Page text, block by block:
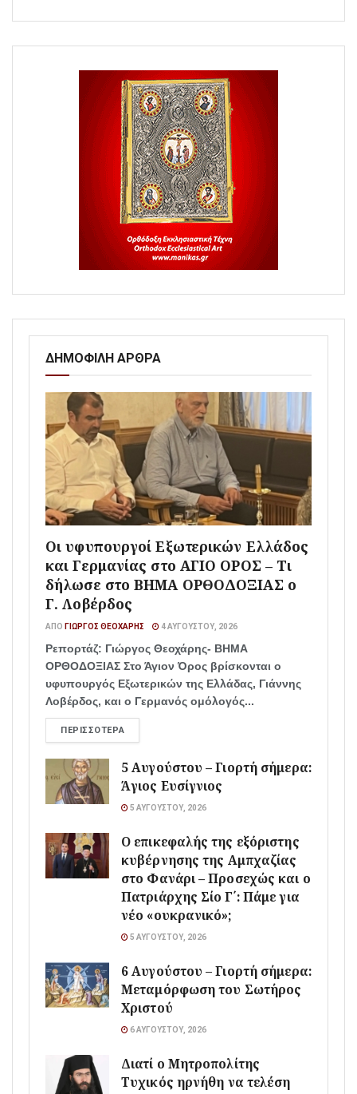
ΔΗΜΟΦΙΛΗ ΑΡΘΡΑ
Οι υφυπουργοί Εξωτερικών Ελλάδος
και Γερμανίας στο ΑΓΙΟ ΟΡΟΣ – Τι
δήλωσε στο ΒΗΜΑ ΟΡΘΟΔΟΞΙΑΣ ο
Γ. Λοβέρδος
ΑΠΌ ΓΙΏΡΓΟΣ ΘΕΟΧΆΡΗΣ 4 ΑΥΓΟΎΣΤΟΥ, 2026
Ρεπορτάζ: Γιώργος Θεοχάρης- ΒΗΜΑ
ΟΡΘΟΔΟΞΙΑΣ Στο Άγιον Όρος βρίσκονται ο
υφυπουργός Εξωτερικών της Ελλάδας, Γιάννης
Λοβέρδος, και ο Γερμανός ομόλογός...
ΠΕΡΙΣΣΌΤΕΡΑ
5 Αυγούστου – Γιορτή σήμερα:
Άγιος Ευσίγνιος
5 ΑΥΓΟΎΣΤΟΥ, 2026
Ο επικεφαλής της εξόριστης
κυβέρνησης της Αμπχαζίας
στο Φανάρι – Προσεχώς και ο
Πατριάρχης Σίο Γ΄: Πάμε για
νέο «ουκρανικό»;
5 ΑΥΓΟΎΣΤΟΥ, 2026
6 Αυγούστου – Γιορτή σήμερα:
Μεταμόρφωση του Σωτήρος
Χριστού
6 ΑΥΓΟΎΣΤΟΥ, 2026
Διατί ο Μητροπολίτης
Τυχικός ηρνήθη να τελέση